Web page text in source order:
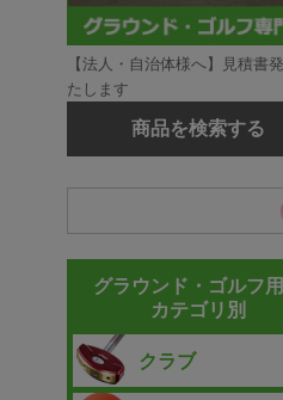
【法人・自治体様へ】見積書
たします
商品を検索する
グラウンド・ゴルフ
カテゴリ別
クラブ